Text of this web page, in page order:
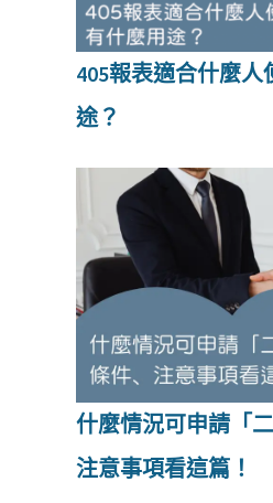
405報表適合什麼人
途？
什麼情況可申請「
注意事項看這篇！